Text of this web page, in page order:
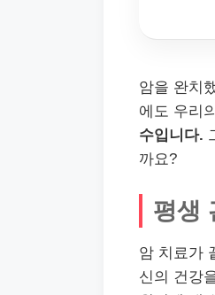
암을 완치
에도 우리
수입니다.
까요?
평생
암 치료가
신의 건강